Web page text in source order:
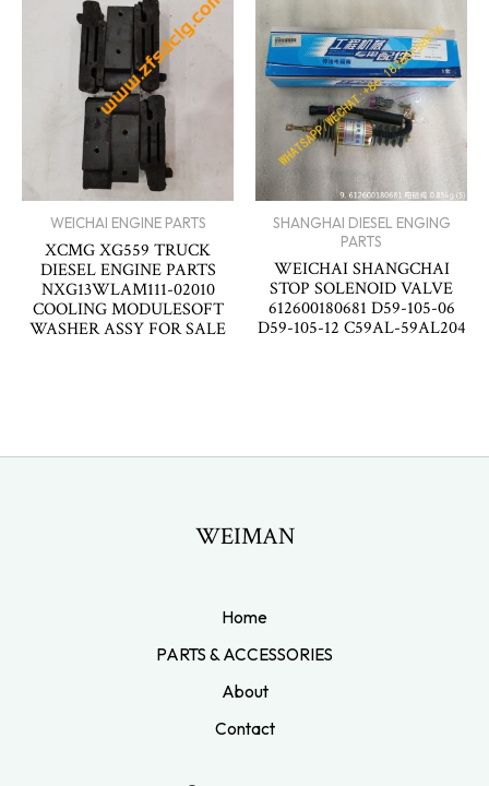
WEICHAI ENGINE PARTS
XCMG XG559 TRUCK
DIESEL ENGINE PARTS
NXG13WLAM111-02010
COOLING MODULESOFT
WASHER ASSY FOR SALE
SHANGHAI DIESEL ENGING
PARTS
WEICHAI SHANGCHAI
STOP SOLENOID VALVE
612600180681 D59-105-06
D59-105-12 C59AL-59AL204
WEIMAN
Home
PARTS & ACCESSORIES
About
Contact